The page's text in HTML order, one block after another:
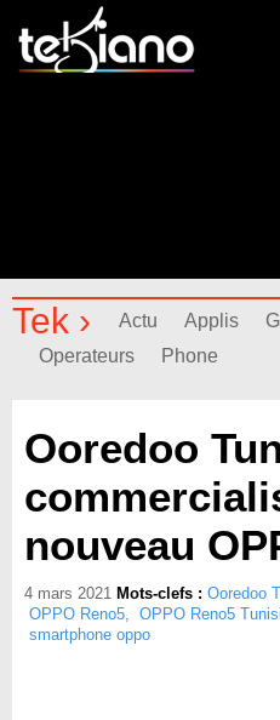
Tek › Actu Applis
Operateurs
Phone
Ooredoo
nouveau
4 mars 2021 Mots-clefs : Ooredoo
OPPO Reno5, OPPO Reno5
smartphone oppo